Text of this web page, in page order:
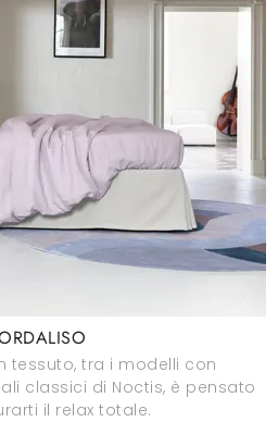
tessuto, tra i modelli con
classici di Noctis, è pensato
il relax totale.